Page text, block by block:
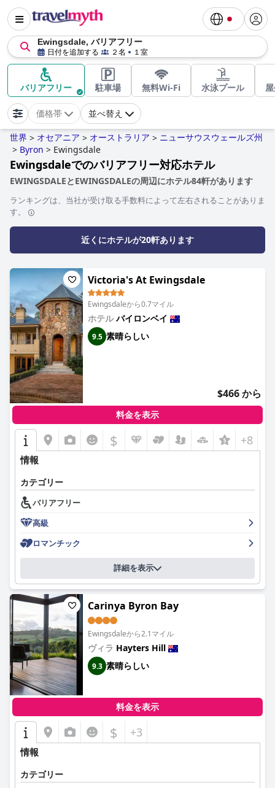
Ewingsdale, バリアフリー
日付を追加する ２名 １室
バリアフリー 駐車場 無料Wi-Fi 水泳プール
価格帯 並べ替え
世界 > オセアニア > オーストラリア > ニューサウスウェールズ州
> Byron > Ewingsdale
Ewingsdaleでのバリアフリー対応ホテル
EWINGSDALEとEWINGSDALEの周辺にホテル84軒があります
ランキングは、当社が受け取る手数料によって左右されることがありま
す。
近くにホテルが20軒あります
Victoria's At Ewingsdale
Ewingsdaleから0.7マイル
ホテルバイロンベイ
9.5 素晴らしい
$466 から
料金を表示
$ +8
情報
カテゴリー
バリアフリー
高級
ロマンチック
詳細を表示
Carinya Byron Bay
Ewingsdaleから2.1マイル
ヴィラ Hayters Hill
9.3 素晴らしい
料金を表示
$ +3
情報
カテゴリー